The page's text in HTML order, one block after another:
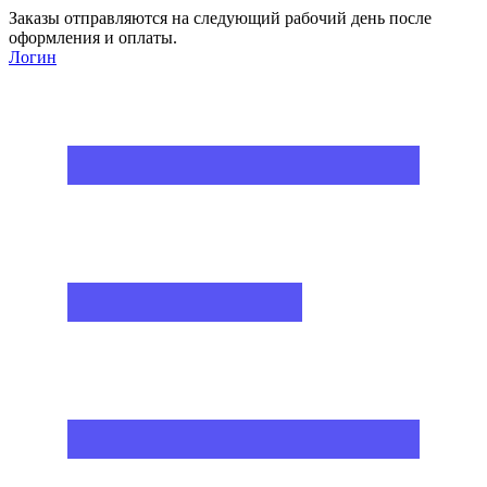
Заказы отправляются на следующий рабочий день после
оформления и оплаты.
Логин